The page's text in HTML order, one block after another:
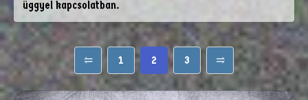
üggyel kapcsolatban.
⥢ 1 2 3 ⥤